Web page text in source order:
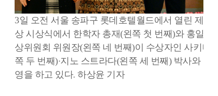
3일 오전 서울 송파구 롯데호텔월드에서 열린 제2
상 시상식에서 한학자 총재(왼쪽 첫 번째)와 홍일식
상위원회 위원장(왼쪽 네 번째)이 수상자인 사키나
쪽 두 번째)·지노 스트라다(왼쪽 세 번째) 박사와 함
영을 하고 있다. 하상윤 기자